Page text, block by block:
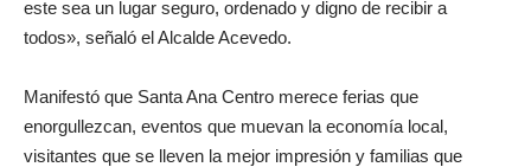
este sea un lugar seguro, ordenado y digno de recibir a
todos», señaló el Alcalde Acevedo.
Manifestó que Santa Ana Centro merece ferias que
enorgullezcan, eventos que muevan la economía local,
visitantes que se lleven la mejor impresión y familias que